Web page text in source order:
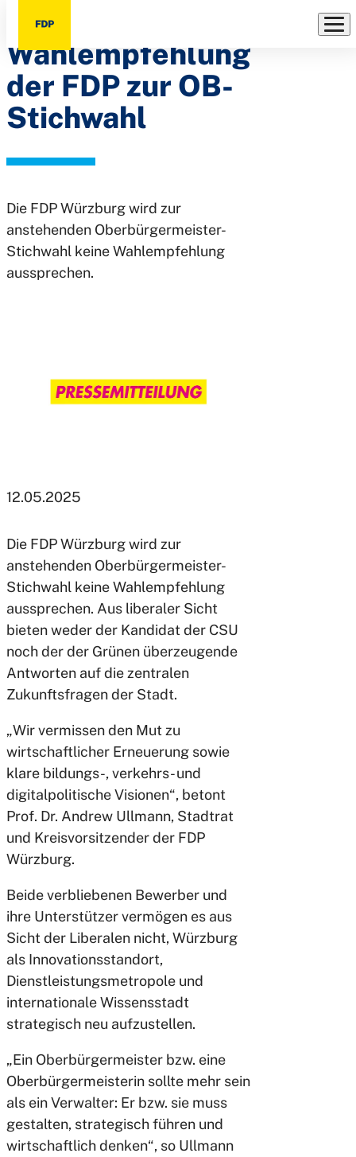
Direkt
Inhalt
Keine
Wahlempfehlung
der FDP zur OB-
Stichwahl
Die FDP Würzburg wird zur
anstehenden Oberbürgermeister-
Stichwahl keine Wahlempfehlung
aussprechen.
12.05.2025
Die FDP Würzburg wird zur
anstehenden Oberbürgermeister-
Stichwahl keine Wahlempfehlung
aussprechen. Aus liberaler Sicht
bieten weder der Kandidat der CSU
noch der der Grünen überzeugende
Antworten auf die zentralen
Zukunftsfragen der Stadt.
„Wir vermissen den Mut zu
wirtschaftlicher Erneuerung sowie
klare bildungs-, verkehrs- und
digitalpolitische Visionen“, betont
Prof. Dr. Andrew Ullmann, Stadtrat
und Kreisvorsitzender der FDP
Würzburg.
Beide verbliebenen Bewerber und
ihre Unterstützer vermögen es aus
Sicht der Liberalen nicht, Würzburg
als Innovationsstandort,
Dienstleistungsmetropole und
internationale Wissensstadt
strategisch neu aufzustellen.
„Ein Oberbürgermeister bzw. eine
Oberbürgermeisterin sollte mehr sein
als ein Verwalter: Er bzw. sie muss
gestalten, strategisch führen und
wirtschaftlich denken“, so Ullmann